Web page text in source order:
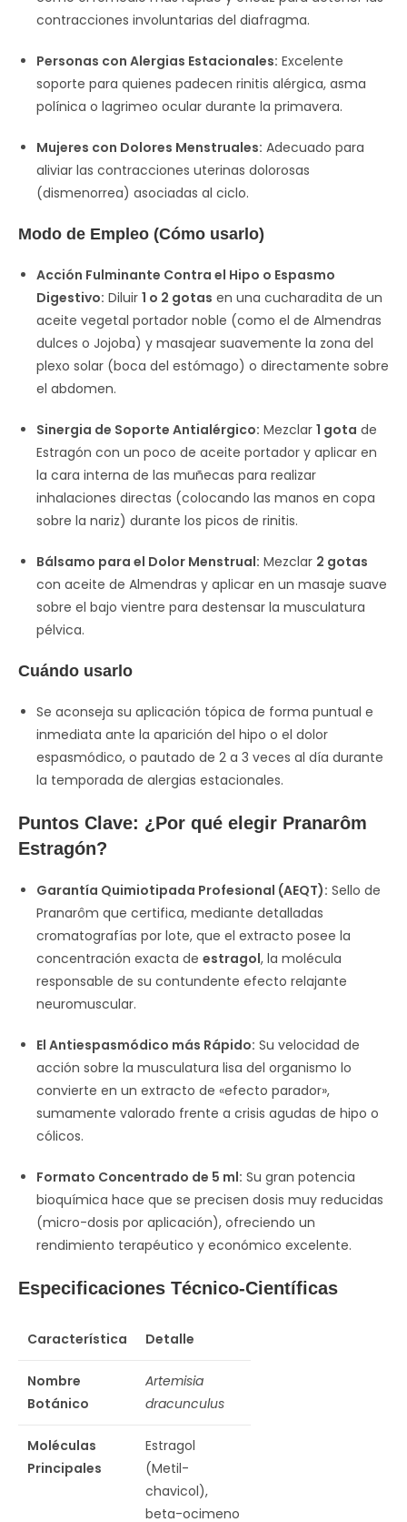
contracciones involuntarias del diafragma.
Personas con Alergias Estacionales: Excelente
soporte para quienes padecen rinitis alérgica, asma
polínica o lagrimeo ocular durante la primavera.
Mujeres con Dolores Menstruales: Adecuado para
aliviar las contracciones uterinas dolorosas
(dismenorrea) asociadas al ciclo.
Modo de Empleo (Cómo usarlo)
Acción Fulminante Contra el Hipo o Espasmo
Digestivo: Diluir 1 o 2 gotas en una cucharadita de un
aceite vegetal portador noble (como el de Almendras
dulces o Jojoba) y masajear suavemente la zona del
plexo solar (boca del estómago) o directamente sobre
el abdomen.
Sinergia de Soporte Antialérgico: Mezclar 1 gota de
Estragón con un poco de aceite portador y aplicar en
la cara interna de las muñecas para realizar
inhalaciones directas (colocando las manos en copa
sobre la nariz) durante los picos de rinitis.
Bálsamo para el Dolor Menstrual: Mezclar 2 gotas
con aceite de Almendras y aplicar en un masaje suave
sobre el bajo vientre para destensar la musculatura
pélvica.
Cuándo usarlo
Se aconseja su aplicación tópica de forma puntual e
inmediata ante la aparición del hipo o el dolor
espasmódico, o pautado de 2 a 3 veces al día durante
la temporada de alergias estacionales.
Puntos Clave: ¿Por qué elegir Pranarôm
Estragón?
Garantía Quimiotipada Profesional (AEQT): Sello de
Pranarôm que certifica, mediante detalladas
cromatografías por lote, que el extracto posee la
concentración exacta de estragol, la molécula
responsable de su contundente efecto relajante
neuromuscular.
El Antiespasmódico más Rápido: Su velocidad de
acción sobre la musculatura lisa del organismo lo
convierte en un extracto de «efecto parador»,
sumamente valorado frente a crisis agudas de hipo o
cólicos.
Formato Concentrado de 5 ml: Su gran potencia
bioquímica hace que se precisen dosis muy reducidas
(micro-dosis por aplicación), ofreciendo un
rendimiento terapéutico y económico excelente.
Especificaciones Técnico-Científicas
Característica Detalle
Nombre
Botánico
Artemisia
dracunculus
Moléculas
Principales
Estragol
(Metil-
chavicol),
beta-ocimeno